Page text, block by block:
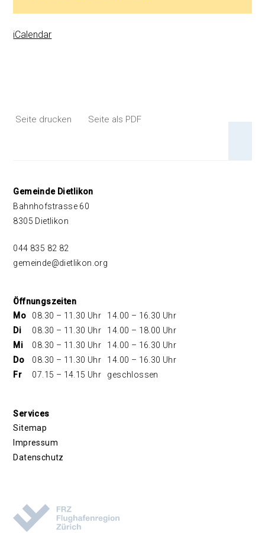
iCalendar
Seite drucken Seite als PDF
Footer
Gemeinde Dietlikon
Bahnhofstrasse 60
8305 Dietlikon
044 835 82 82
gemeinde@dietlikon.org
Öffnungszeiten
Mo
08.30 – 11.30 Uhr
14.00 – 16.30 Uhr
Di
08.30 – 11.30 Uhr
14.00 – 18.00 Uhr
Mi
08.30 – 11.30 Uhr
14.00 – 16.30 Uhr
Do
08.30 – 11.30 Uhr
14.00 – 16.30 Uhr
Fr
07.15 – 14.15 Uhr geschlossen
Services
Sitemap
Impressum
Datenschutz